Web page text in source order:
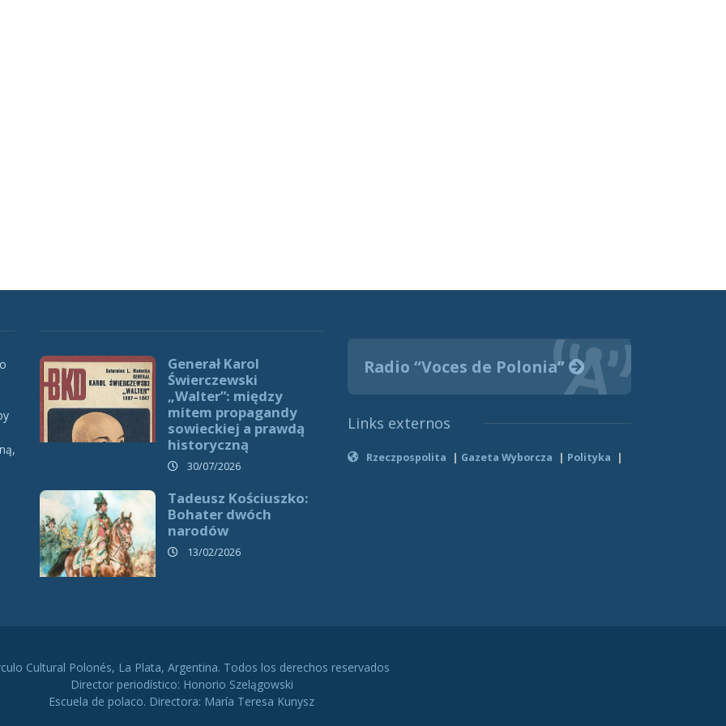
Generał Karol
Świerczewski
„Walter”: między
mitem propagandy
sowieckiej a prawdą
historyczną
30/07/2026
Tadeusz Kościuszko:
Bohater dwóch
narodów
13/02/2026
Radio “Voces de Polonia”
Links externos
Rzeczpospolita Gazeta Wyborcza Polityka
Cultural Polonés, La Plata, Argentina. Todos los derechos reservados
Director periodístico: Honorio Szelągowski
Escuela de polaco. Directora: María Teresa Kunysz